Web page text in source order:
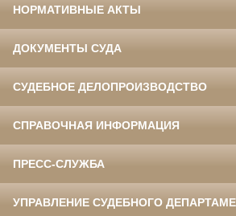
НОРМАТИВНЫЕ АКТЫ
ДОКУМЕНТЫ СУДА
СУДЕБНОЕ ДЕЛОПРОИЗВОДСТВО
СПРАВОЧНАЯ ИНФОРМАЦИЯ
ПРЕСС-СЛУЖБА
УПРАВЛЕНИЕ СУДЕБНОГО